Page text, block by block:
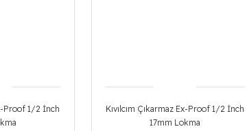
Proof 1/2 İnch
Kıvılcım Çıkarmaz Ex-Proof 1/2 İnch
17mm Lokma